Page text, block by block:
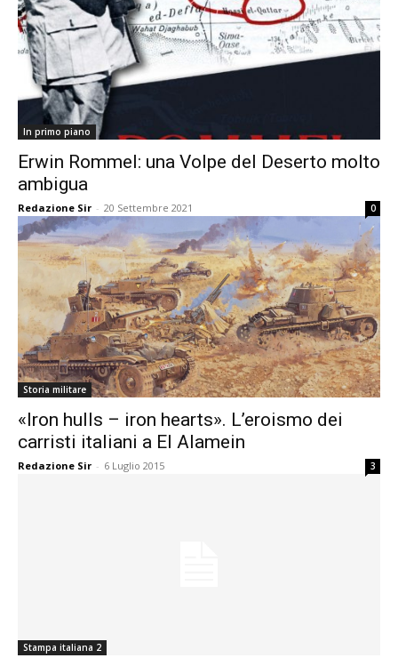
In primo piano
Erwin Rommel: una Volpe del Deserto molto
ambigua
Redazione Sir - 20 Settembre 2021 0
Storia militare
«Iron hulls – iron hearts». L’eroismo dei
carristi italiani a El Alamein
Redazione Sir - 6 Luglio 2015 3
Stampa italiana 2